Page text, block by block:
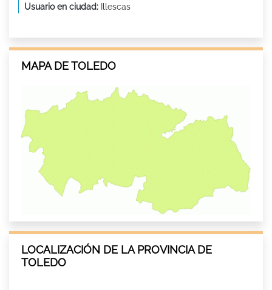
Usuario en ciudad: Illescas
MAPA DE TOLEDO
LOCALIZACIÓN DE LA PROVINCIA DE
TOLEDO